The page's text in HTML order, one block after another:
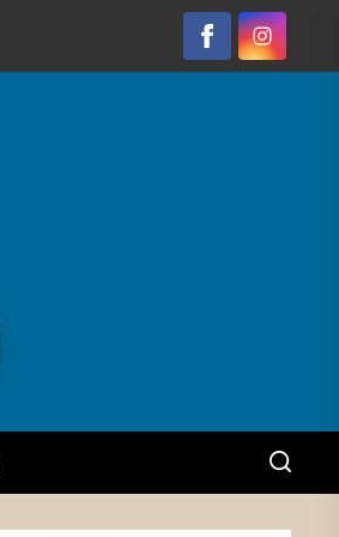
FacebookInstagram